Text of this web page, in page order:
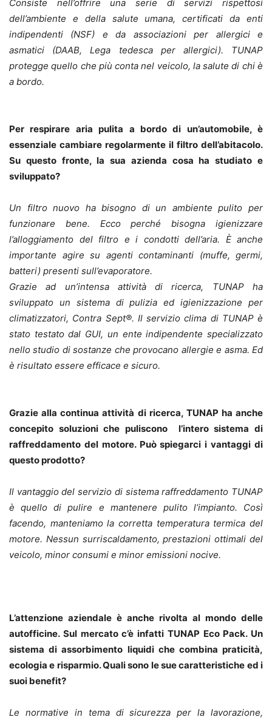
Consiste nell’offrire una serie di servizi rispettosi
dell’ambiente e della salute umana, certificati da enti
indipendenti (NSF) e da associazioni per allergici e
asmatici (DAAB, Lega tedesca per allergici). TUNAP
protegge quello che più conta nel veicolo, la salute di chi è
a bordo.
Per respirare aria pulita a bordo di un’automobile, è
essenziale cambiare regolarmente il filtro dell’abitacolo.
Su questo fronte, la sua azienda cosa ha studiato e
sviluppato?
Un filtro nuovo ha bisogno di un ambiente pulito per
funzionare bene. Ecco perché bisogna igienizzare
l’alloggiamento del filtro e i condotti dell’aria. È anche
importante agire su agenti contaminanti (muffe, germi,
batteri) presenti sull’evaporatore.
Grazie ad un’intensa attività di ricerca, TUNAP ha
sviluppato un sistema di pulizia ed igienizzazione per
climatizzatori, Contra Sept®. Il servizio clima di TUNAP è
stato testato dal GUI, un ente indipendente specializzato
nello studio di sostanze che provocano allergie e asma. Ed
è risultato essere efficace e sicuro.
Grazie alla continua attività di ricerca, TUNAP ha anche
concepito soluzioni che puliscono l’intero sistema di
raffreddamento del motore. Può spiegarci i vantaggi di
questo prodotto?
Il vantaggio del servizio di sistema raffreddamento TUNAP
è quello di pulire e mantenere pulito l’impianto. Così
facendo, manteniamo la corretta temperatura termica del
motore. Nessun surriscaldamento, prestazioni ottimali del
veicolo, minor consumi e minor emissioni nocive.
L’attenzione aziendale è anche rivolta al mondo delle
autofficine. Sul mercato c’è infatti TUNAP Eco Pack. Un
sistema di assorbimento liquidi che combina praticità,
ecologia e risparmio. Quali sono le sue caratteristiche ed i
suoi benefit?
Le normative in tema di sicurezza per la lavorazione,